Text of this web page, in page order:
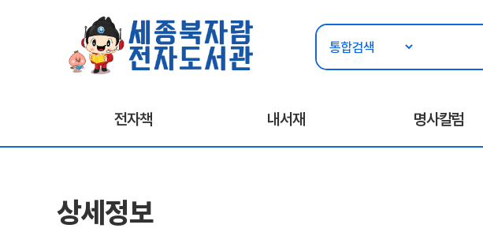
전자책 내서재 명사칼럼
상세정보